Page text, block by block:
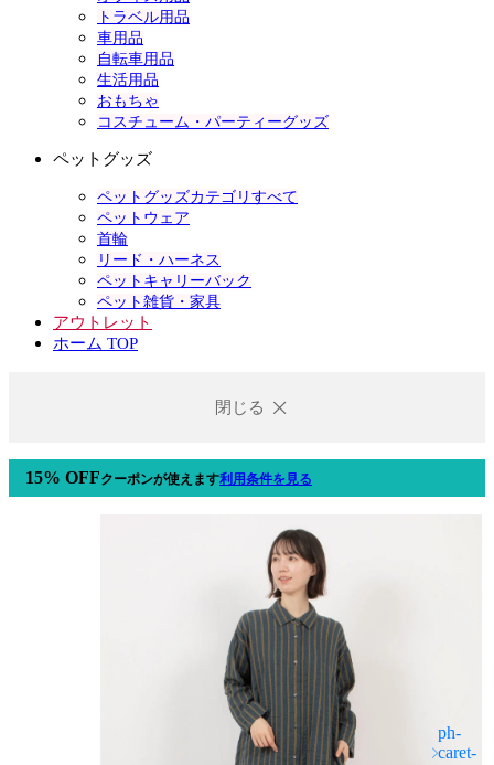
トラベル用品
車用品
自転車用品
生活用品
おもちゃ
コスチューム・パーティーグッズ
ペットグッズ
ペットグッズカテゴリすべて
ペットウェア
首輪
リード・ハーネス
ペットキャリーバック
ペット雑貨・家具
アウトレット
ホーム TOP
閉じる
15% OFFクーポンが使えます利用条件を見る